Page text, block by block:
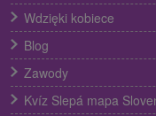
Wdzięki kobiece
Blog
Zawody
Kvíz Slepá mapa